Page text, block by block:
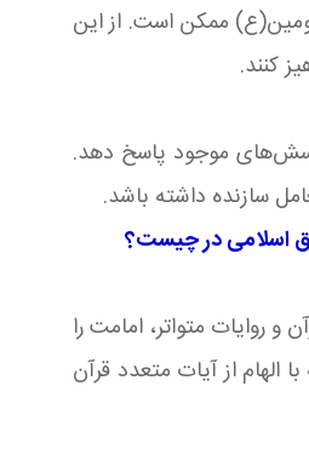
ممکن است. از این
کنند.
موجود پاسخ دهد.
سازنده داشته باشد.
اسلامی در چیست؟
روایات متواتر، امامت را
از آیات متعدد قرآن